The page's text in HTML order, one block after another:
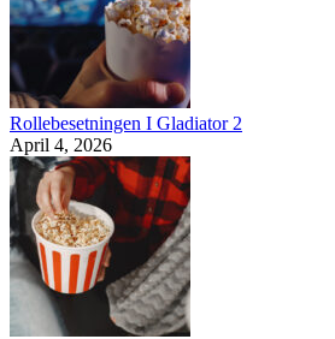
Rollebesetningen I Gladiator 2
April 4, 2026